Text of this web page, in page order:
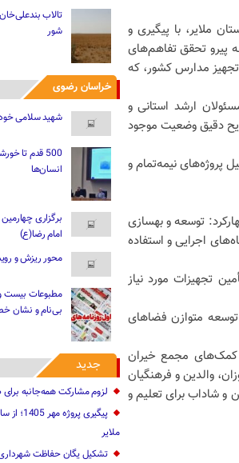
ملایر، با پیگیری و
پیرو تحقق تفاهم‌های
مدارس کشور، که
ارشد استانی و
دقیق وضعیت موجود
نیمه‌تمام و
توسعه و بهسازی
اجرایی و استفاده
تجهیزات مورد نیاز
متوازن فضاهای
و کمک‌های مجمع خیران
والدین و فرهنگیان
و شاداب برای تعلیم و
شور
خراسان رضوی
شهید سلامی
500 قدم تا
انسان‌ها
برگزاری
امام رضا(ع)
محور ریزش و
مطبوعات بیست
بی‌نام و نشان
جدید
لزوم مشارکت همه‌جانبه
پیگیری
ملایر
تشکیل یگان حفاظت شهرداری